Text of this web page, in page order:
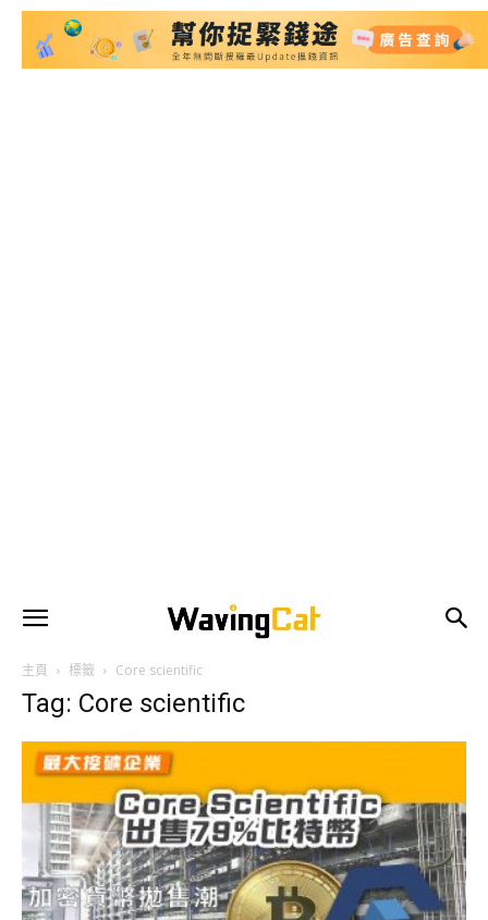
主頁 標籤 Core scientific
Tag: Core scientific